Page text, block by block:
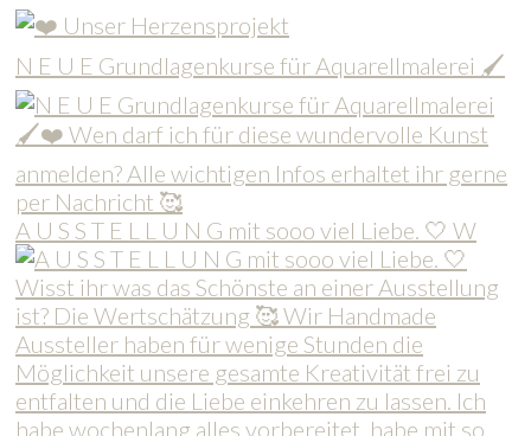
N E U E Grundlagenkurse für Aquarellmalerei 🖌
A U S S T E L L U N G mit sooo viel Liebe. 🤍 W